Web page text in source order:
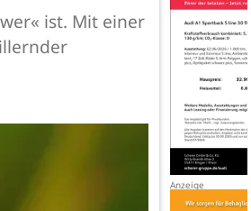
ist. Mit einer